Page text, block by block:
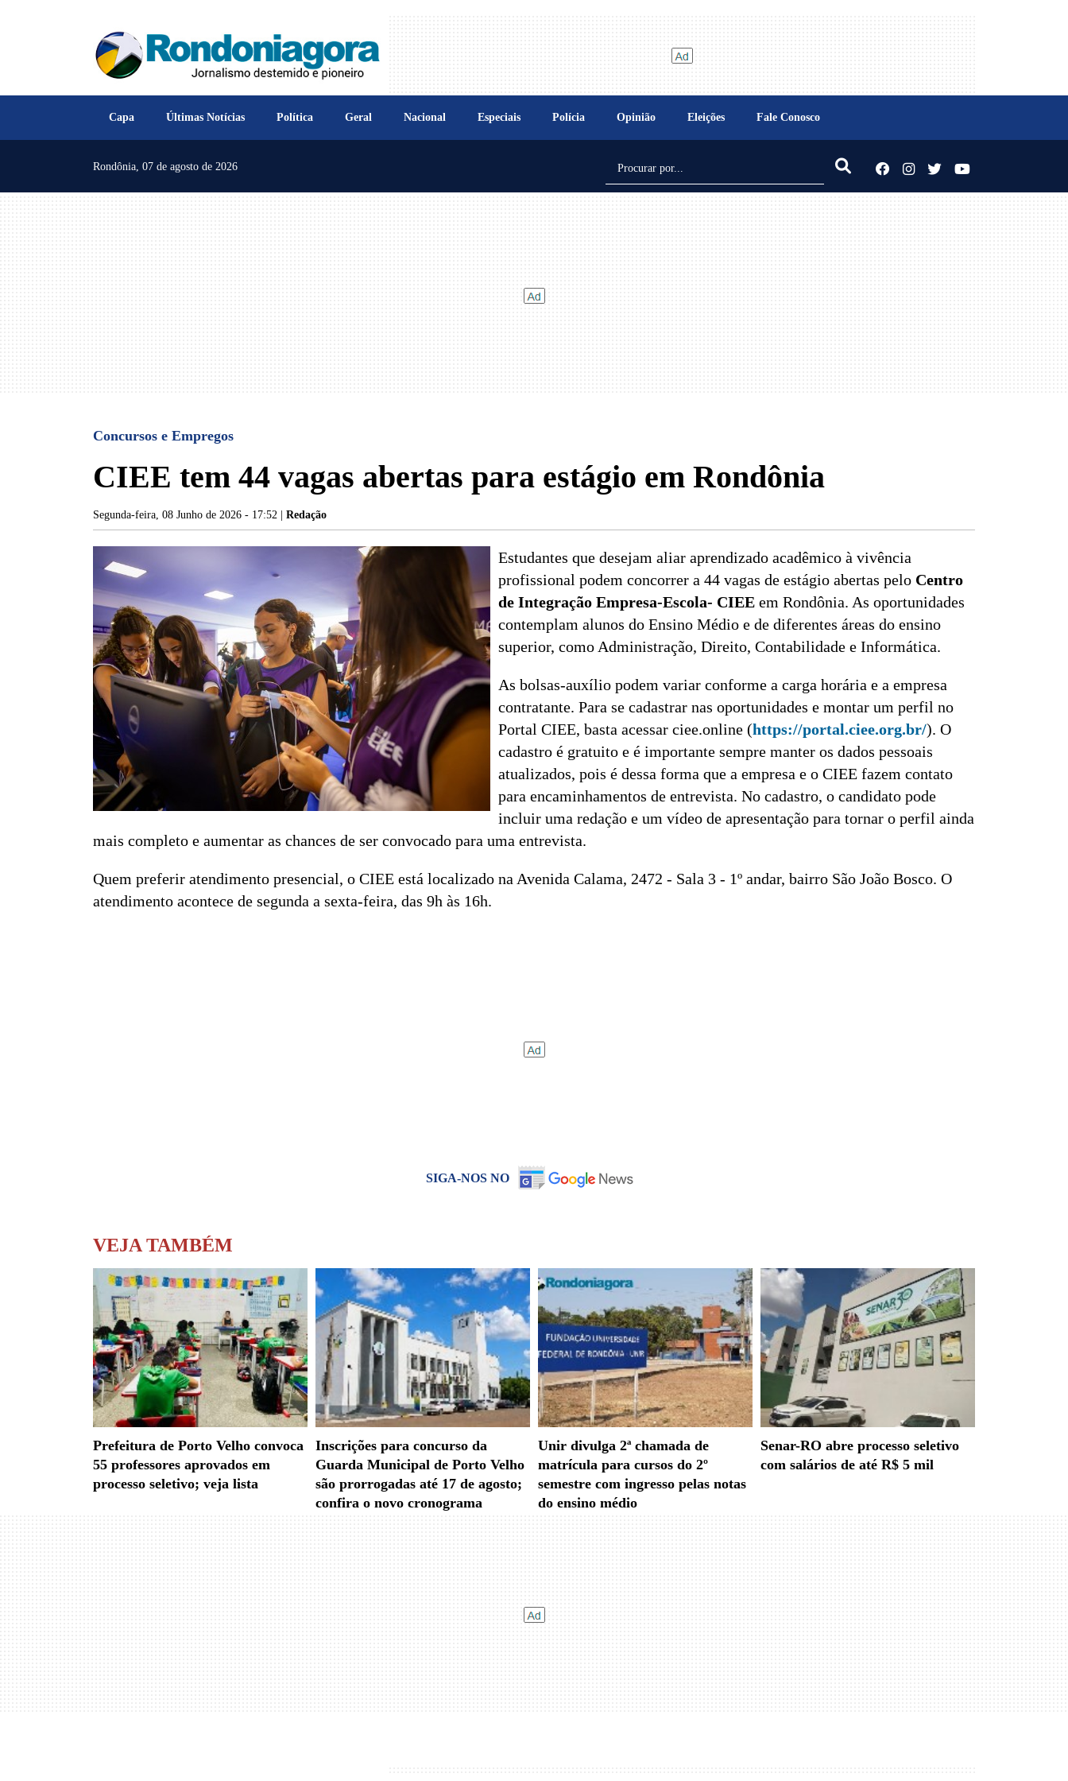
Capa Últimas Notícias Política Geral Nacional Especiais Polícia Opinião Eleições Fale Conosco
Rondônia, 07 de agosto de 2026
Concursos e Empregos
CIEE tem 44 vagas abertas para estágio em Rondônia
Segunda-feira, 08 Junho de 2026 - 17:52 | Redação
Estudantes que desejam aliar aprendizado acadêmico à vivência
profissional podem concorrer a 44 vagas de estágio abertas pelo Centro
de Integração Empresa-Escola- CIEE em Rondônia. As oportunidades
contemplam alunos do Ensino Médio e de diferentes áreas do ensino
superior, como Administração, Direito, Contabilidade e Informática.
As bolsas-auxílio podem variar conforme a carga horária e a empresa
contratante. Para se cadastrar nas oportunidades e montar um perfil no
Portal CIEE, basta acessar ciee.online (https://portal.ciee.org.br/). O
cadastro é gratuito e é importante sempre manter os dados pessoais
atualizados, pois é dessa forma que a empresa e o CIEE fazem contato
para encaminhamentos de entrevista. No cadastro, o candidato pode
incluir uma redação e um vídeo de apresentação para tornar o perfil ainda
mais completo e aumentar as chances de ser convocado para uma entrevista.
Quem preferir atendimento presencial, o CIEE está localizado na Avenida Calama, 2472 - Sala 3 - 1º andar, bairro São João Bosco. O
atendimento acontece de segunda a sexta-feira, das 9h às 16h.
SIGA-NOS NO
VEJA TAMBÉM
Prefeitura de Porto Velho convoca
55 professores aprovados em
processo seletivo; veja lista
Inscrições para concurso da
Guarda Municipal de Porto Velho
são prorrogadas até 17 de agosto;
confira o novo cronograma
Unir divulga 2ª chamada de
matrícula para cursos do 2º
semestre com ingresso pelas notas
do ensino médio
Senar-RO abre processo seletivo
com salários de até R$ 5 mil